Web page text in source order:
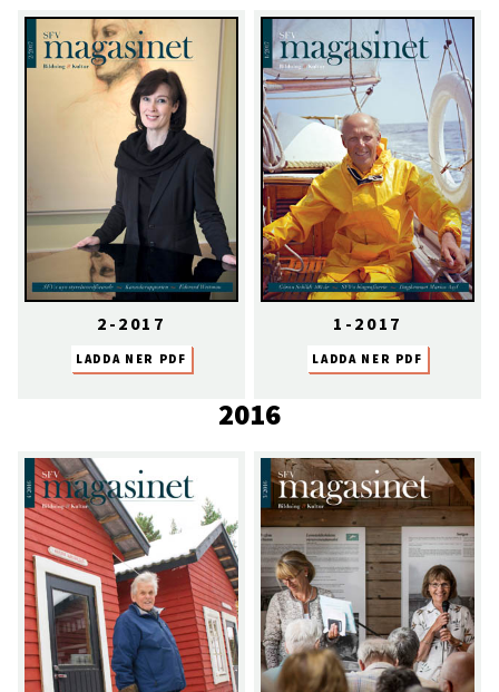
2-2017
LADDA NER PDF
1-2017
LADDA NER PDF
2016